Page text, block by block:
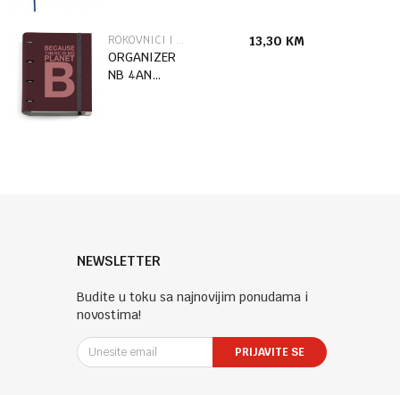
ROKOVNICI I ADRESARI
ORGANIZER
NB 4AN
13,30 KM
NEWSLETTER
Budite u toku sa najnovijim ponudama i
novostima!
PRIJAVITE SE